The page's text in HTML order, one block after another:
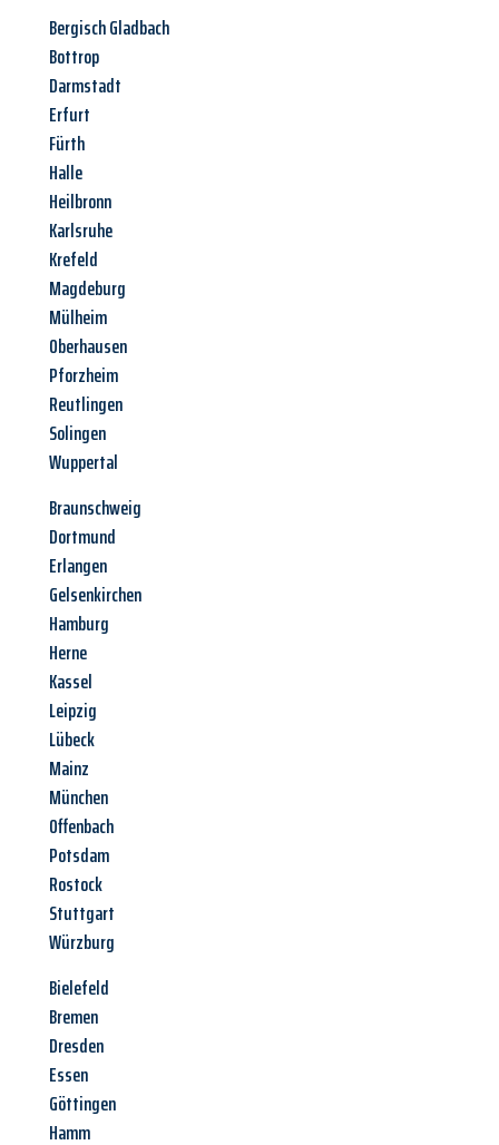
Bergisch Gladbach
Bottrop
Darmstadt
Erfurt
Fürth
Halle
Heilbronn
Karlsruhe
Krefeld
Magdeburg
Mülheim
Oberhausen
Pforzheim
Reutlingen
Solingen
Wuppertal
Braunschweig
Dortmund
Erlangen
Gelsenkirchen
Hamburg
Herne
Kassel
Leipzig
Lübeck
Mainz
München
Offenbach
Potsdam
Rostock
Stuttgart
Würzburg
Bielefeld
Bremen
Dresden
Essen
Göttingen
Hamm